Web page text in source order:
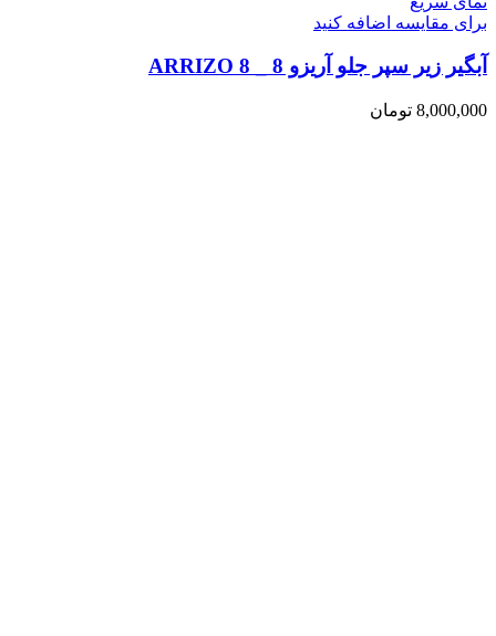
برای مقایسه اضافه کنید
آبگیر زیر سپر جلو آریزو 8 _ ARRIZO 8
8,000,000 تومان